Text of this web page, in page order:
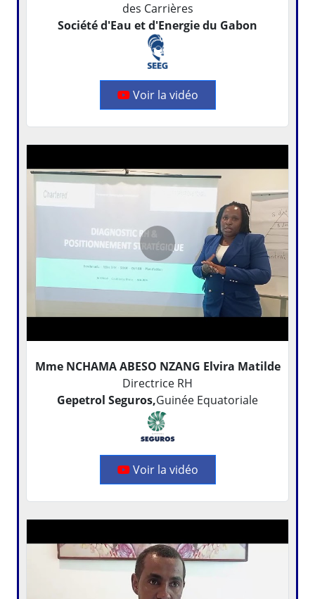
des Carrières
Société d'Eau et d'Energie du Gabon
Voir la vidéo
Mme NCHAMA ABESO NZANG Elvira Matilde
Directrice RH
Gepetrol Seguros,Guinée Equatoriale
Voir la vidéo